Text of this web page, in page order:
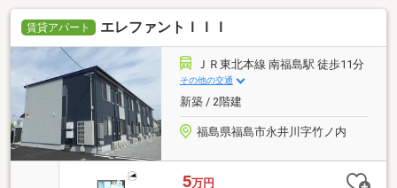
賃貸アパート エレファントＩＩＩ
ＪＲ東北本線 南福島駅 徒歩11分
その他の交通
新築 / 2階建
福島県福島市永井川字竹ノ内
5万円